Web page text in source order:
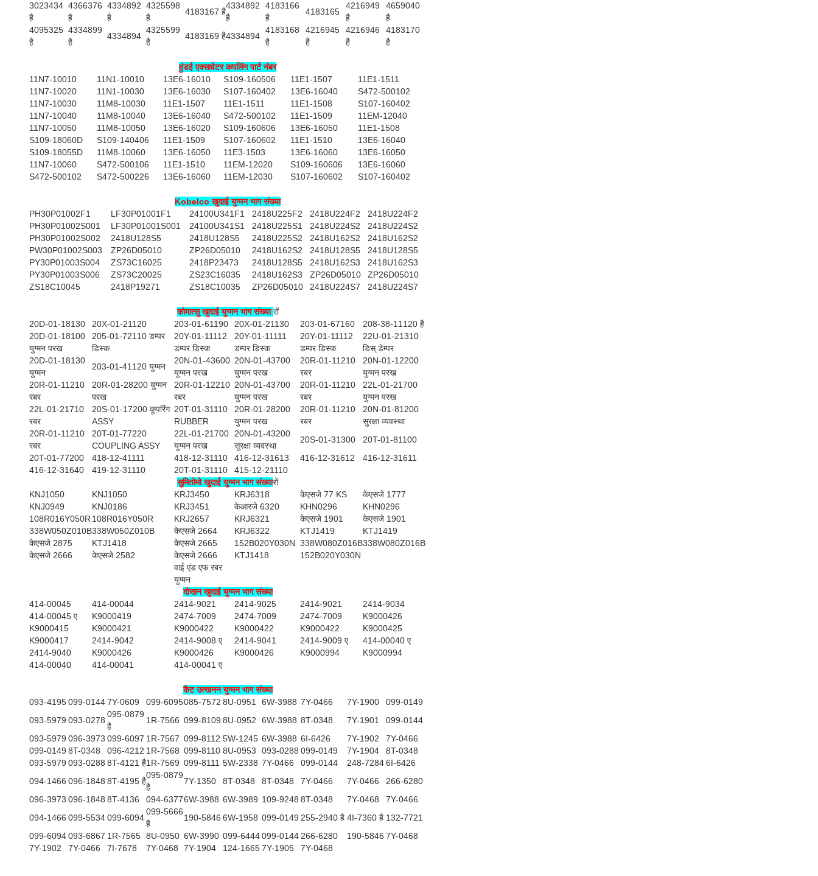
3023434
है
4366376
है
4334892
है
4325598
है
4183167 है
4334892
है
4183166
है
4183165
4216949
है
4659040
है
4095325
है
4334899
है
4334894
4325599
है
4183169 है4334894
4183168
है
4216945
है
4216946
है
4183170
है
हुंडई एक्सावेटर कपलिंग पार्ट नंबर
11N7-10010
11N1-10010 13E6-16010 S109-160506 11E1-1507
11E1-1511
11N7-10020
11N1-10030 13E6-16030 S107-160402 13E6-16040
S472-500102
11N7-10030
11M8-10030 11E1-1507 11E1-1511 11E1-1508
S107-160402
11N7-10040
11M8-10040 13E6-16040 S472-500102 11E1-1509
11EM-12040
11N7-10050
11M8-10050 13E6-16020 S109-160606 13E6-16050
11E1-1508
S109-18060D
S109-140406 11E1-1509 S107-160602 11E1-1510
13E6-16040
S109-18055D
11M8-10060 13E6-16050 11E3-1503 13E6-16060
13E6-16050
11N7-10060
S472-500106 11E1-1510 11EM-12020 S109-160606
13E6-16060
S472-500102
S472-500226 13E6-16060 11EM-12030 S107-160602 S107-160402
Kobelco खुदाई युग्मन भाग संख्या
PH30P01002F1
LF30P01001F1 24100U341F1 2418U225F2 2418U224F2
2418U224F2
PH30P01002S001
LF30P01001S001 24100U341S1 2418U225S1 2418U224S2
2418U224S2
PH30P01002S002
2418U128S5 2418U128S5 2418U225S2 2418U162S2
2418U162S2
PW30P01002S003
ZP26D05010 ZP26D05010 2418U162S2 2418U128S5
2418U128S5
PY30P01003S004
ZS73C16025 2418P23473 2418U128S5 2418U162S3
2418U162S3
PY30P01003S006
ZS73C20025 ZS23C16035 2418U162S3 ZP26D05010
ZP26D05010
ZS18C10045
2418P19271 ZS18C10035 ZP26D05010 2418U224S7 2418U224S7
कोमात्सु खुदाई युग्मन भाग संख्यारों
20D-01-18130
20X-01-21120 203-01-61190 20X-01-21130 203-01-67160
208-38-11120 है
20D-01-18100
युग्मन परख
205-01-72110 डम्पर
डिस्क
20Y-01-11112
डम्पर डिस्क
20Y-01-11111
डम्पर डिस्क
20Y-01-11112
डम्पर डिस्क
22U-01-21310
डिस् डेम्पर
20D-01-18130
युग्मन
203-01-41120 युग्मन
20N-01-43600
युग्मन परख
20N-01-43700
युग्मन परख
20R-01-11210
रबर
20N-01-12200
युग्मन परख
20R-01-11210
रबर
20R-01-28200 युग्मन
परख
20R-01-12210
रबर
20N-01-43700
युग्मन परख
20R-01-11210
रबर
22L-01-21700
युग्मन परख
22L-01-21710
रबर
20S-01-17200 कूपरिंग
ASSY
20T-01-31110
RUBBER
20R-01-28200
युग्मन परख
20R-01-11210
रबर
20N-01-81200
सुरक्षा व्यवस्था
20R-01-11210
रबर
20T-01-77220
COUPLING ASSY
22L-01-21700
युग्मन परख
20N-01-43200
सुरक्षा व्यवस्था
20S-01-31300
20T-01-81100
20T-01-77200
418-12-41111 418-12-31110 416-12-31613 416-12-31612
416-12-31611
416-12-31640
419-12-31110 20T-01-31110
415-12-21110
सुमितोमो खुदाई युग्मन भाग संख्यारों
KNJ1050
KNJ1050 KRJ3450 KRJ6318 केएसजे 77 KS
केएसजे 1777
KNJ0949
KNJ0186 KRJ3451 केआरजे 6320 KHN0296
KHN0296
108R016Y050R 108R016Y050R KRJ2657 KRJ6321 केएसजे 1901
केएसजे 1901
338W050Z010B338W050Z010B केएसजे 2664 KRJ6322 KTJ1419
KTJ1419
केएसजे 2875
KTJ1418 केएसजे 2665 152B020Y030N 338W080Z016B338W080Z016B
केएसजे 2666
केएसजे 2582 केएसजे 2666 KTJ1418
152B020Y030N
वाई एंड एफ रबर
युग्मन
दोसान खुदाई युग्मन भाग संख्या
414-00045
414-00044 2414-9021 2414-9025 2414-9021
2414-9034
414-00045 ए
K9000419 2474-7009 2474-7009 2474-7009
K9000426
K9000415
K9000421 K9000422 K9000422 K9000422
K9000425
K9000417
2414-9042 2414-9008 ए 2414-9041 2414-9009 ए
414-00040 ए
2414-9040
K9000426 K9000426 K9000426 K9000994
K9000994
414-00040
414-00041 414-00041 ए
कैट उत्खनन युग्मन भाग संख्या
093-4195099-01447Y-0609 099-6095085-7572 8U-0951 6W-3988 7Y-0466 7Y-1900
099-0149
093-5979 093-0278
095-0879
है
1R-7566 099-8109 8U-0952 6W-3988 8T-0348 7Y-1901
099-0144
093-5979 096-3973 099-6097 1R-7567 099-8112 5W-1245 6W-3988 6I-6426 7Y-1902
7Y-0466
099-0149 8T-0348 096-4212 1R-7568 099-8110 8U-0953 093-0288 099-0149 7Y-1904
8T-0348
093-5979 093-0288 8T-4121 है1R-7569 099-8111 5W-2338 7Y-0466 099-0144 248-72846I-6426
094-1466 096-1848 8T-4195 है
095-0879
है
7Y-1350 8T-0348 8T-0348 7Y-0466 7Y-0466
266-6280
096-3973 096-1848 8T-4136 094-63776W-3988 6W-3989 109-9248 8T-0348 7Y-0468
7Y-0466
094-1466 099-5534099-6094
099-5666
है
190-5846 6W-1958 099-0149 255-2940 है 4I-7360 है 132-7721
099-6094093-6867 1R-7565 8U-0950 6W-3990 099-6444099-0144 266-6280 190-5846 7Y-0468
7Y-1902
7Y-0466 7I-7678 7Y-0468 7Y-1904 124-16657Y-1905 7Y-0468